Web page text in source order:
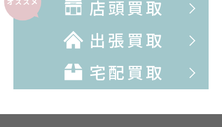
店頭買取
出張買取
宅配買取